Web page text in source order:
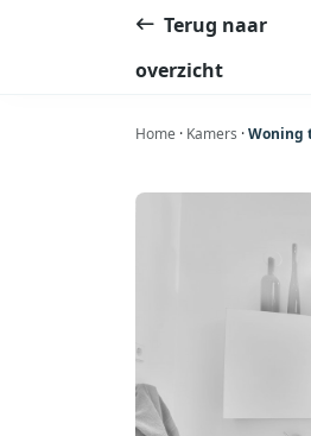
Terug naar
overzicht
Home · Kamers ·Woning